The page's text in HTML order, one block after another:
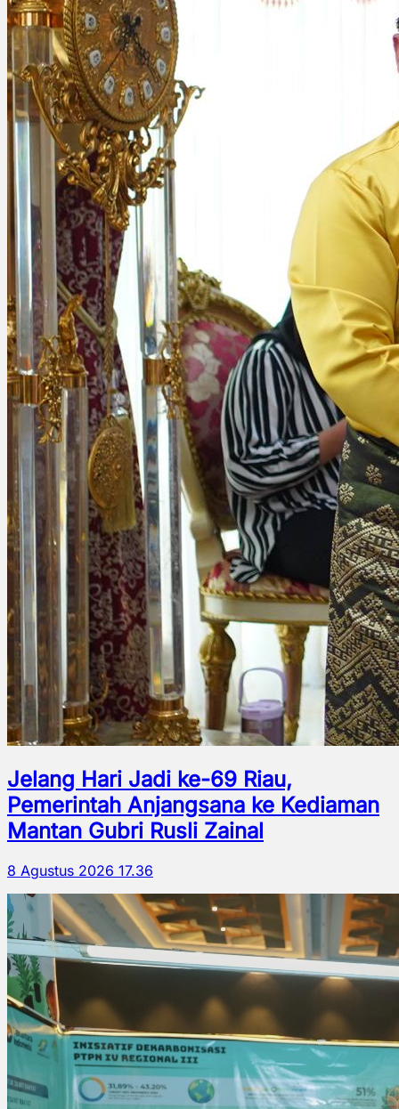
Jelang Hari Jadi ke-69 Riau,
Pemerintah Anjangsana ke Kediaman
Mantan Gubri Rusli Zainal
8 Agustus 2026 17.36